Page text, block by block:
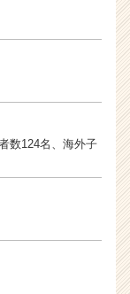
〜19:00
数124名、海外子